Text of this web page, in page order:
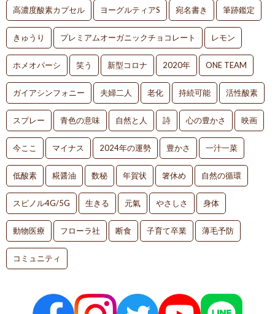
高濃度酸素カプセル ヨーグルティアS 宛名書き 筆跡鑑定
きゅうり プレミアムオーガニックチョコレート レモン
ホメオパーシ 笑う 新型コロナ 2020年 ONE TEAM
ガイアシンフォニー 夫婦二人 老化 持続可能 活性酸素
スプレー 青色の意味 自然と人 詩 心の豊かさ 映画
今ここ マイナス 2024年の運勢 豊かさ 一汁一菜
低酸素 糀醤油 数秘 年賀状 箸休め 自然の循環
スピノル4G/5G 生きる 元氣 やさしさ 身体
動物医療 フローラ社 断食 子育て卒業 薄毛予防
コミュニティ